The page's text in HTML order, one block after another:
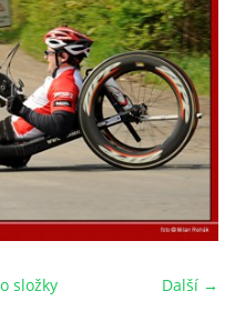
Další →
složky